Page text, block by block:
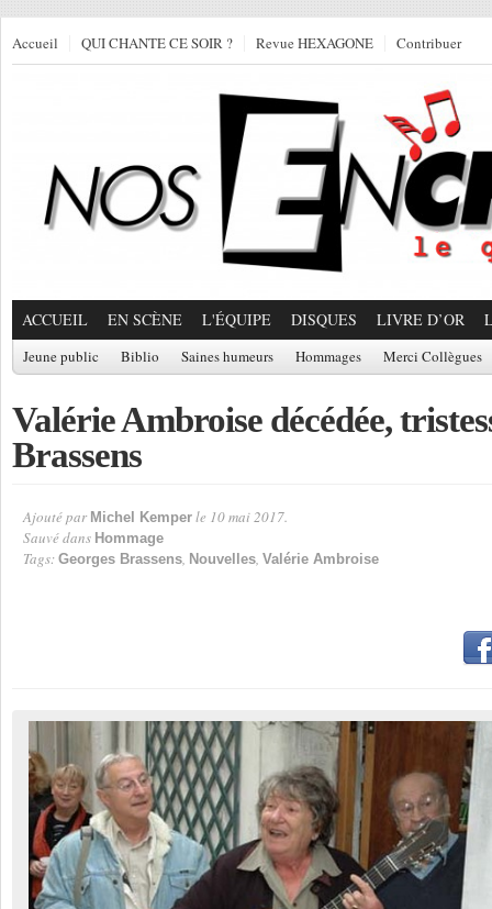
Accueil QUI CHANTE CE SOIR ? Revue HEXAGONE Contribuer
ACCUEIL EN SCÈNE L'ÉQUIPE DISQUES LIVRE D’OR
Jeune public Biblio Saines humeurs Hommages Merci Collègues
Valérie Ambroise décédée,
Brassens
Ajouté par Michel Kemper le 10 mai 2017.
Sauvé dans Hommage
Tags: Georges Brassens, Nouvelles, Valérie Ambroise